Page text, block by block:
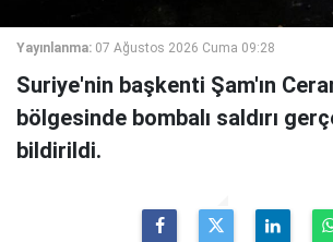
Yayınlanma: 07 Ağustos 2026 Cuma 09:28
Suriye'nin başkenti Şam'ın
bölgesinde bombalı saldırı
bildirildi.